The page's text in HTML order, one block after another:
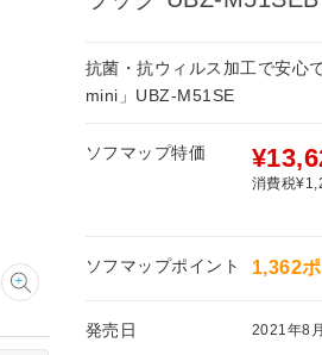
抗菌・抗ウィルス加工で安心
mini」UBZ-M51SE
ソフマップ特価
消費税
ソフマップポイント 1,362
発売日 2021年8